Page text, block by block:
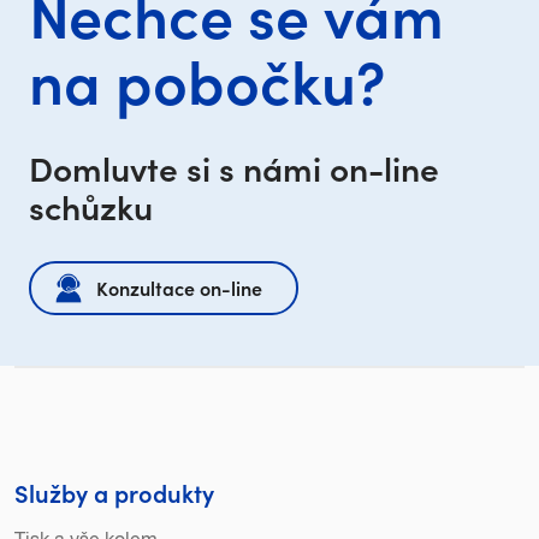
na pobočku?
Domluvte si s námi on-line
schůzku
Konzultace on-line
Služby a produkty